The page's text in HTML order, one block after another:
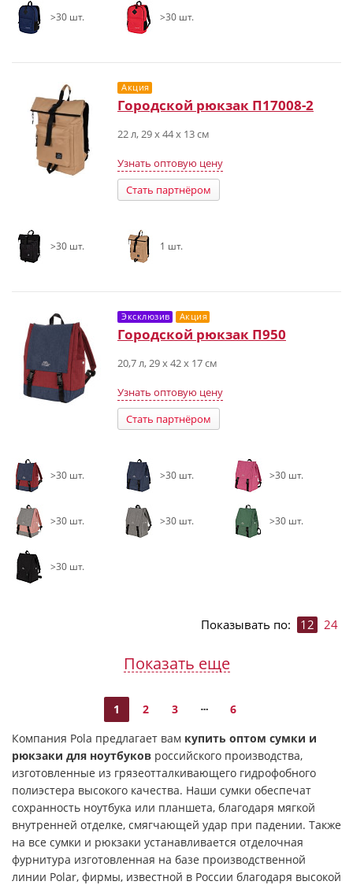
>30 шт. >30 шт.
Акция
Городской рюкзак П17008-2
22 л, 29 x 44 x 13 см
Узнать оптовую цену
Стать партнёром
>30 шт. 1 шт.
Эксклюзив Акция
Городской рюкзак П950
20,7 л, 29 х 42 х 17 см
Узнать оптовую цену
Стать партнёром
>30 шт. >30 шт. >30 шт.
>30 шт. >30 шт. >30 шт.
>30 шт.
Показывать по: 12 24
Показать еще
1 2 3
6
Компания Pola предлагает вам купить оптом сумки и
рюкзаки для ноутбуков российского производства,
изготовленные из грязеотталкивающего гидрофобного
полиэстера высокого качества. Наши сумки обеспечат
сохранность ноутбука или планшета, благодаря мягкой
внутренней отделке, смягчающей удар при падении. Также
на все сумки и рюкзаки устанавливается отделочная
фурнитура изготовленная на базе производственной
линии Polar, фирмы, известной в России благодаря высокой